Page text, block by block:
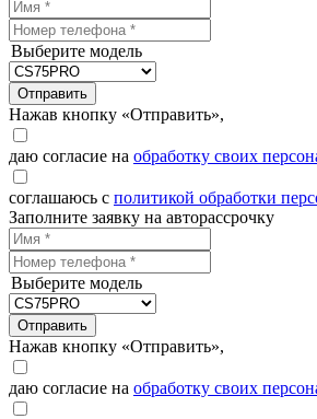
Выберите модель
Отправить
Нажав кнопку «Отправить»,
даю согласие на обработку своих
соглашаюсь с политикой обработки
Заполните заявку на авторассрочку
Выберите модель
Отправить
Нажав кнопку «Отправить»,
даю согласие на обработку своих